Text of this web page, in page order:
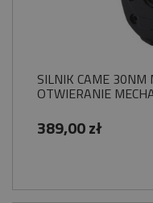
SILNIK CAME 30NM
OTWIERANIE
389,00 zł